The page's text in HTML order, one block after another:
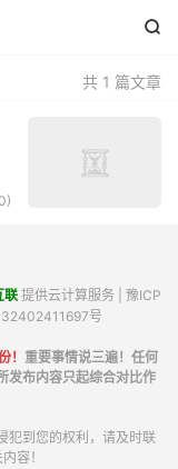

共 1 篇文章
)
联提供云计算服务 | 豫ICP
号
！ 重要事情说三遍！任何
发布内容只起综合对比作
犯到您的权利，请及时联
容！